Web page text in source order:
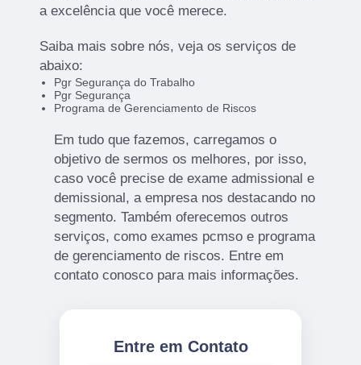
a excelência que você merece.
Saiba mais sobre nós, veja os serviços de
abaixo:
Pgr Segurança do Trabalho
Pgr Segurança
Programa de Gerenciamento de Riscos
Em tudo que fazemos, carregamos o
objetivo de sermos os melhores, por isso,
caso você precise de exame admissional e
demissional, a empresa nos destacando no
segmento. Também oferecemos outros
serviços, como exames pcmso e programa
de gerenciamento de riscos. Entre em
contato conosco para mais informações.
Entre em Contato